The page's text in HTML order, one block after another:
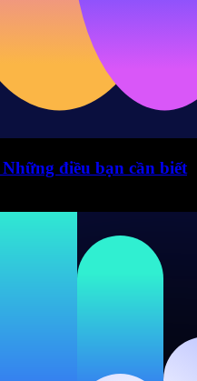
điều bạn cần biết